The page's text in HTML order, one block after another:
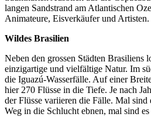
langen Sandstrand am Atlantischen
Animateure, Eisverkäufer und Artisten.
Wildes Brasilien
Neben den grossen Städten Brasiliens
einzigartige und vielfältige Natur. Im
die Iguazú-Wasserfälle. Auf einer
hier 270 Flüsse in die Tiefe. Je nach
der Flüsse variieren die Fälle. Mal sind
Weg in die Schlucht ebnen, mal sind